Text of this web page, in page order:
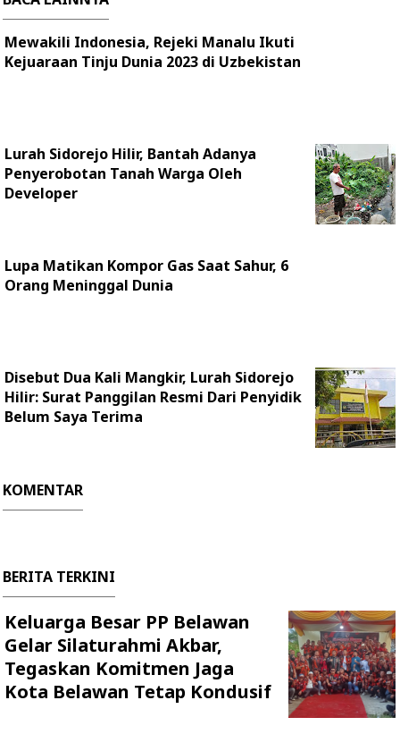
Mewakili Indonesia, Rejeki Manalu Ikuti
Kejuaraan Tinju Dunia 2023 di Uzbekistan
Lurah Sidorejo Hilir, Bantah Adanya
Penyerobotan Tanah Warga Oleh
Developer
Lupa Matikan Kompor Gas Saat Sahur, 6
Orang Meninggal Dunia
Disebut Dua Kali Mangkir, Lurah Sidorejo
Hilir: Surat Panggilan Resmi Dari Penyidik
Belum Saya Terima
KOMENTAR
BERITA TERKINI
Keluarga Besar PP Belawan
Gelar Silaturahmi Akbar,
Tegaskan Komitmen Jaga
Kota Belawan Tetap Kondusif